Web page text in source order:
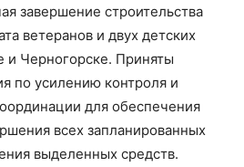
завершение строительства
ветеранов и двух детских
и Черногорске. Приняты
по усилению контроля и
для обеспечения
всех запланированных
выделенных средств.